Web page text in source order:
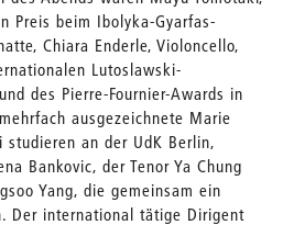
Preis beim Ibolyka-Gyarfas-
Chiara Enderle, Violoncello,
Lutoslawski-
des Pierre-Fournier-Awards in
ausgezeichnete Marie
an der UdK Berlin,
Bankovic, der Tenor Ya Chung
Yang, die gemeinsam ein
Der international tätige Dirigent